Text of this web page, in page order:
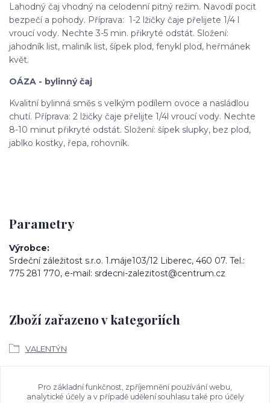
Lahodný čaj vhodný na celodenní pitný režim. Navodí pocit
bezpečí a pohody. Příprava: 1-2 lžičky čaje přelijete 1/4 l
vroucí vody. Nechte 3-5 min. přikryté odstát. Složení:
jahodník list, maliník list, šípek plod, fenykl plod, heřmánek
květ.
OÁZA - bylinný čaj
Kvalitní bylinná směs s velkým podílem ovoce a nasládlou
chutí. Příprava: 2 lžičky čaje přelijte 1/4l vroucí vody. Nechte
8-10 minut přikryté odstát. Složení: šípek slupky, bez plod,
jablko kostky, řepa, rohovník.
Parametry
Výrobce
Srdeční záležitost s.r.o. 1.máje103/12 Liberec, 460 07. Tel.:
775 281 770, e-mail: srdecni-zalezitost@centrum.cz
Zboží zařazeno v kategoriích
VALENTÝN
Ke stažení
Pro základní funkčnost, zpříjemnění používání webu,
analytické účely a v případě udělení souhlasu také pro účely